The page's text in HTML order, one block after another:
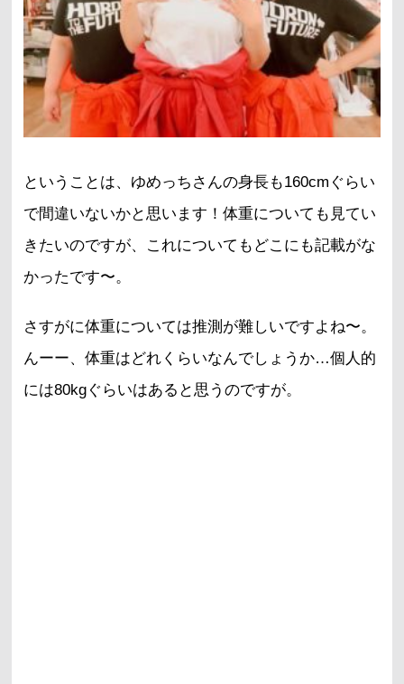
ということは、ゆめっちさんの身長も160cmぐらい
で間違いないかと思います！体重についても見てい
きたいのですが、これについてもどこにも記載がな
かったです〜。
さすがに体重については推測が難しいですよね〜。
んーー、体重はどれくらいなんでしょうか…個人的
には80kgぐらいはあると思うのですが。